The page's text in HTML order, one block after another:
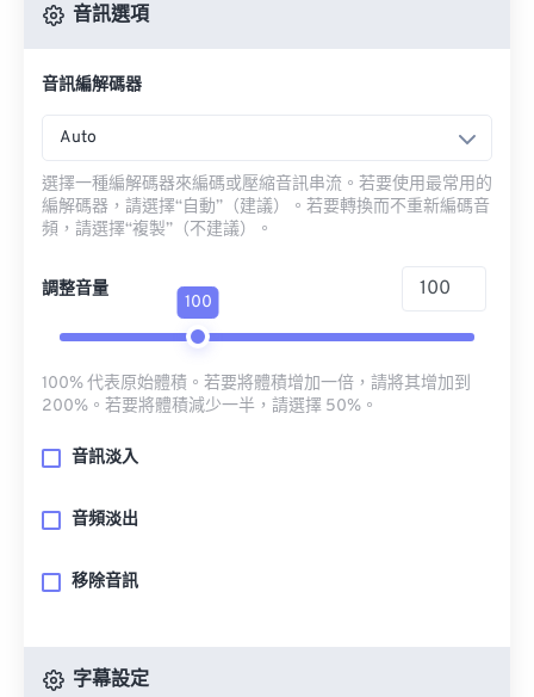
音訊選項
音訊編解碼器
Auto
選擇一種編解碼器來編碼或壓縮音訊串流。若要使用最常用的
編解碼器，請選擇“自動”（建議）。若要轉換而不重新編碼音
頻，請選擇“複製”（不建議）。
調整音量
100
100% 代表原始體積。若要將體積增加一倍，請將其增加到
200%。若要將體積減少一半，請選擇 50%。
音訊淡入
音頻淡出
移除音訊
字幕設定